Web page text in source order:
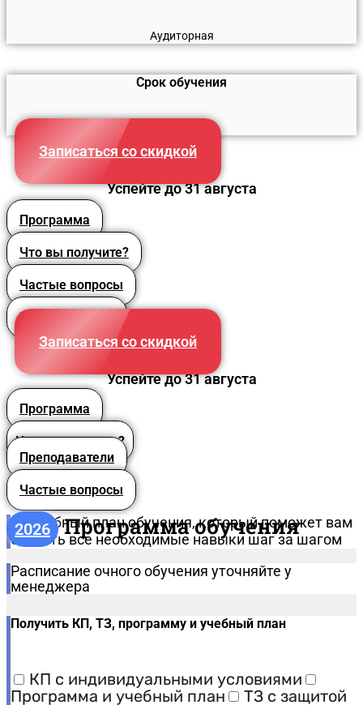
Аудиторная
Срок обучения
Записаться со скидкой
Успейте до 31 августа
Программа
Что вы получите?
Частые вопросы
Преподаватели
Записаться со скидкой
Успейте до 31 августа
Программа
Что вы получите?
Преподаватели
Частые вопросы
Программа обучения
2026
Подробный план обучения, который поможет вам
освоить все необходимые навыки шаг за шагом
Расписание очного обучения уточняйте у
менеджера
Получить КП, ТЗ, программу и учебный план
КП с индивидуальными условиями
Программа и учебный план
ТЗ с защитой